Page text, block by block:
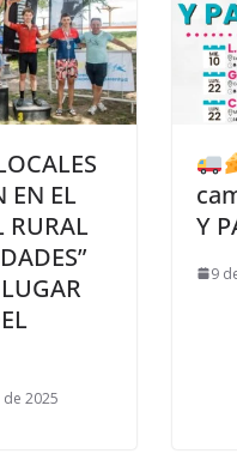
EN EL
RURAL
2025
Y
9